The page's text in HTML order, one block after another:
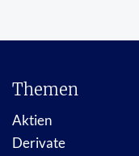
Themen
Aktien
Derivate